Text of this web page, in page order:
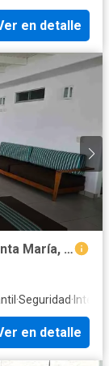
en detalle
Hermosa casa de playa en Villas de Santa María, exclusividad al alcance de tu familia 🏘️🔑🥇
·Seguridad·
en detalle